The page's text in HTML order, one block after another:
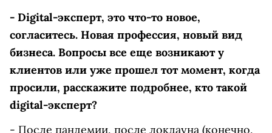
- Digital-эксперт, это что-то новое,
согласитесь. Новая профессия, новый вид
бизнеса. Вопросы все еще возникают у
клиентов или уже прошел тот момент, когда
просили, расскажите подробнее, кто такой
digital-эксперт?
- После пандемии, после локдауна (конечно,